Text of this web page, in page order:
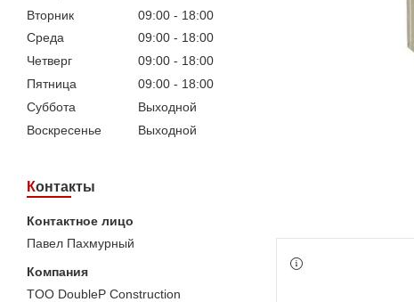
Вторник
09:00
18:00
Среда
09:00
18:00
Четверг
09:00
18:00
Пятница
09:00
18:00
Суббота
Выходной
Воскресенье
Выходной
Контакты
Павел Пахмурный
TOO DoubleP Construction